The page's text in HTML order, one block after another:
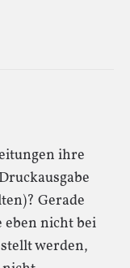
ihre
Gerade
nicht bei
werden,